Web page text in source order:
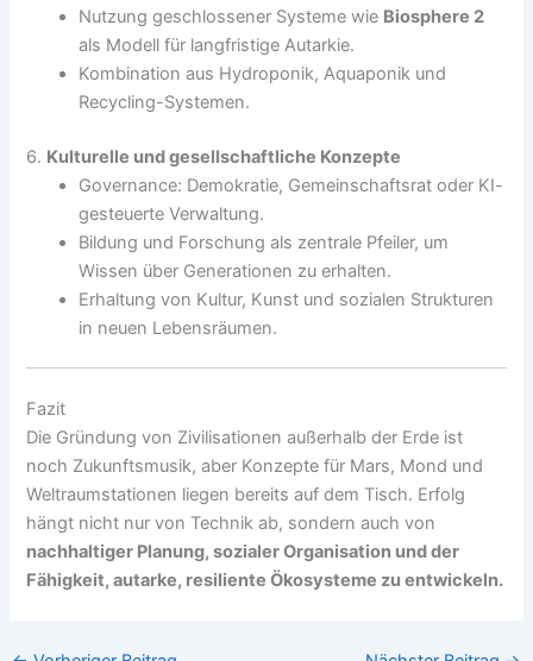
Nutzung geschlossener Systeme wie Biosphere 2
als Modell für langfristige Autarkie.
Kombination aus Hydroponik, Aquaponik und
Recycling-Systemen.
6. Kulturelle und gesellschaftliche Konzepte
Governance: Demokratie, Gemeinschaftsrat oder KI-
gesteuerte Verwaltung.
Bildung und Forschung als zentrale Pfeiler, um
Wissen über Generationen zu erhalten.
Erhaltung von Kultur, Kunst und sozialen Strukturen
in neuen Lebensräumen.
Fazit
Die Gründung von Zivilisationen außerhalb der Erde ist
noch Zukunftsmusik, aber Konzepte für Mars, Mond und
Weltraumstationen liegen bereits auf dem Tisch. Erfolg
hängt nicht nur von Technik ab, sondern auch von
nachhaltiger Planung, sozialer Organisation und der
Fähigkeit, autarke, resiliente Ökosysteme zu entwickeln.